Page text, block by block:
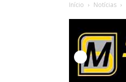
Início Notícias